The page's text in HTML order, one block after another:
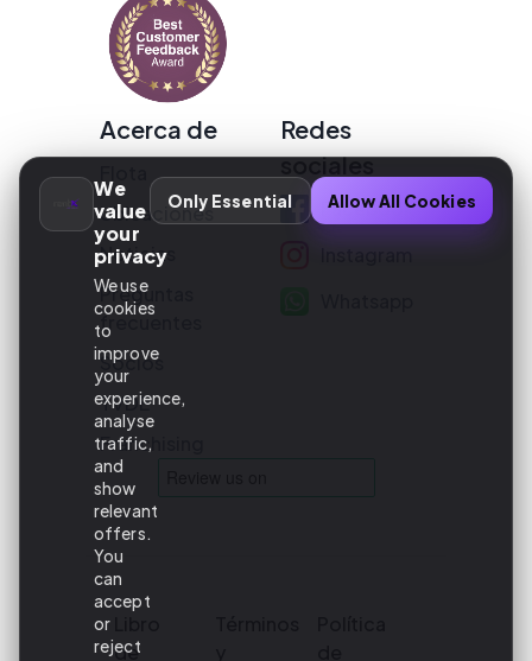
We
value
your
privacy
We use
cookies
to
improve
your
experience,
analyse
traffic,
and
show
relevant
offers.
You
can
accept
or
reject
Only Essential Allow All Cookies
Acerca de
Ubicaciones
Noticias
Preguntas
frecuentes
Socios
TVDE
Franchising
Redes
sociales
Facebook
Instagram
de